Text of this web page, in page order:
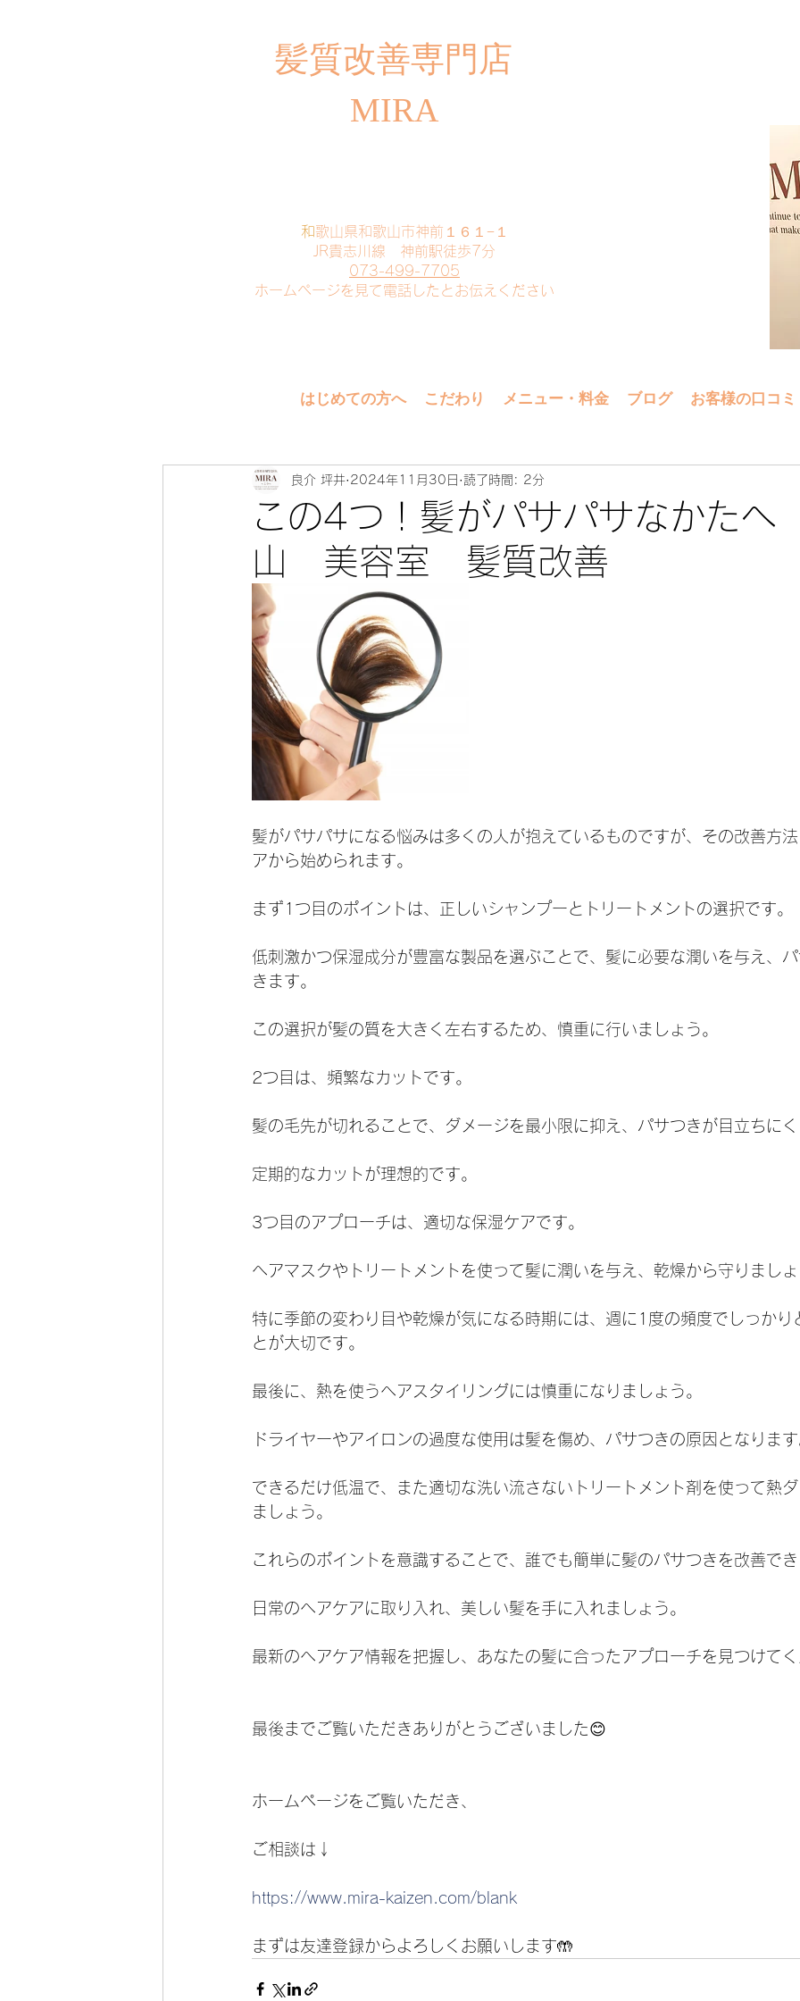
​髪質改善専門店
MIRA
​和歌山県和歌山市神前１６１−１
JR貴志川線 神前駅徒歩7分
073-499-7705
​ホームページを見て電話したとお伝えください
はじめての方へ こだわり メニュー・料金 ブログ お客様の口コミ
この4つ！髪がパサパサなかた
山 美容室 髪質改善
良介 坪井 2024年11月30日 読了時間: 2分
髪がパサパサになる悩みは多くの人が抱えているものですが、その改善方
アから始められます。
まず1つ目のポイントは、正しいシャンプーとトリートメントの選択です。
低刺激かつ保湿成分が豊富な製品を選ぶことで、髪に必要な潤いを与え、
きます。
この選択が髪の質を大きく左右するため、慎重に行いましょう。
2つ目は、頻繁なカットです。
髪の毛先が切れることで、ダメージを最小限に抑え、パサつきが目立ちに
定期的なカットが理想的です。
3つ目のアプローチは、適切な保湿ケアです。
ヘアマスクやトリートメントを使って髪に潤いを与え、乾燥から守りまし
特に季節の変わり目や乾燥が気になる時期には、週に1度の頻度でしっかり
とが大切です。
最後に、熱を使うヘアスタイリングには慎重になりましょう。
ドライヤーやアイロンの過度な使用は髪を傷め、パサつきの原因となりま
できるだけ低温で、また適切な洗い流さないトリートメント剤を使って熱
ましょう。
これらのポイントを意識することで、誰でも簡単に髪のパサつきを改善で
日常のヘアケアに取り入れ、美しい髪を手に入れましょう。
最新のヘアケア情報を把握し、あなたの髪に合ったアプローチを見つけて
最後までご覧いただきありがとうございました😊
ホームページをご覧いただき、
ご相談は↓
https://www.mira-kaizen.com/blank
まずは友達登録からよろしくお願いします🤲